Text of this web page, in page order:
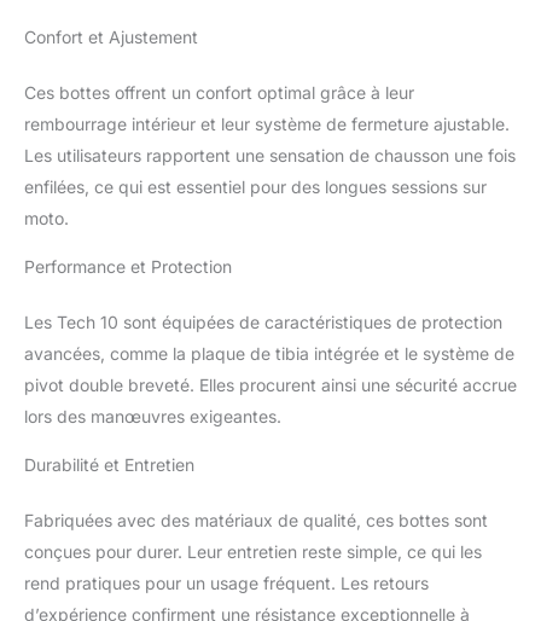
Confort et Ajustement
Ces bottes offrent un confort optimal grâce à leur
rembourrage intérieur et leur système de fermeture ajustable.
Les utilisateurs rapportent une sensation de chausson une fois
enfilées, ce qui est essentiel pour des longues sessions sur
moto.
Performance et Protection
Les Tech 10 sont équipées de caractéristiques de protection
avancées, comme la plaque de tibia intégrée et le système de
pivot double breveté. Elles procurent ainsi une sécurité accrue
lors des manœuvres exigeantes.
Durabilité et Entretien
Fabriquées avec des matériaux de qualité, ces bottes sont
conçues pour durer. Leur entretien reste simple, ce qui les
rend pratiques pour un usage fréquent. Les retours
d’expérience confirment une résistance exceptionnelle à